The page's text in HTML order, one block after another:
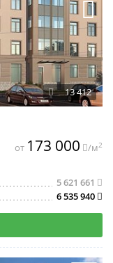
13 412
5 621 661
6 535 940
от 173 000 /м2